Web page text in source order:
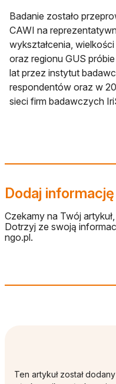
Badanie zostało
CAWI na
wykształcenia,
oraz regionu GUS
lat przez instytut
respondentów oraz w
sieci firm badawczych
Dodaj
Czekamy na Twój
Dotrzyj ze swoją
ngo.pl.
Ten artykuł został